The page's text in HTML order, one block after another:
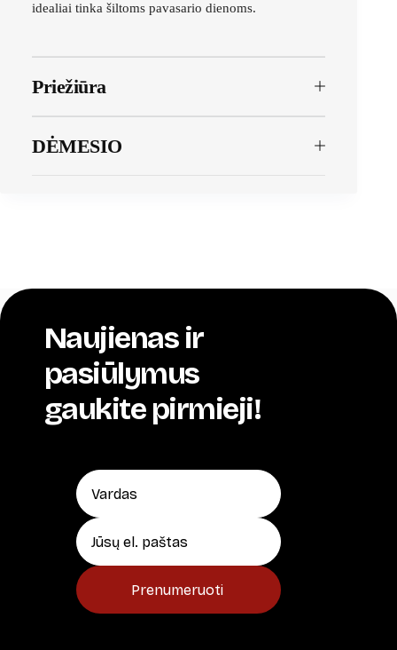
idealiai tinka šiltoms pavasario dienoms.
Priežiūra
DĖMESIO
Naujienas ir
pasiūlymus
gaukite pirmieji!
Prenumeruoti